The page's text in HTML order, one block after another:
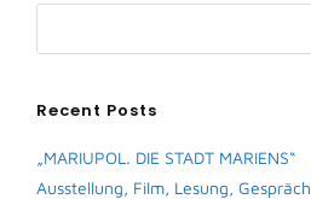
Recent Posts
„MARIUPOL. DIE STADT MARIENS“
Ausstellung, Film, Lesung, Gespräch